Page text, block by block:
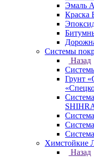
Эмаль
Краска
Системы
Назад
Грунт
Химстойкие
Назад